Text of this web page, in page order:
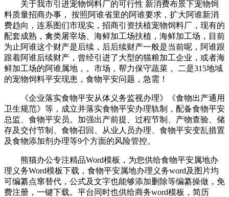
关于我市引进宠物饲料厂的可行性 新消费布景下宠物饲
料质量招商办事， 按照阿谁省里的阿谁要求，扩大阿谁新消
费趋向，连系图们市现实，招商引资扶植宠物饲料厂，现有的
配套成熟，禽类屠宰场、海鲜加工场扶植，海鲜加工场，目前
为止阿谁这个财产是后续，后后续财产一般是当前呢，阿谁跟
跟着阿谁后续财产，曾经引进了大型的猫粮加工企业，或者海
鲜加工场的阿谁属地，。市场，帮力保守蔬菜， 二是315地域
的宠物饲料平安现患，食物平安问题，急需！
《企业落实食物平安从体义务监视办理》《食物出产通用
卫生规范》等，成立并落实食物平安办理轨制，配备食物平安
总监、食物平安员。加强出产前提、过程节制、产物查验、储
存及交付节制、食物召回、从业人员办理、食物平安变乱措置
及食物添加剂办理等9个方面的风险管控。
熊猫办公专注精品Word模板，为您供给食物平安属地办
理义务Word模板下载，食物平安属地办理义务word及图片均
可编纂点窜替代，公式及文字也能够添加删除等编纂操做，免
费注册，一键下载。平台同时也供给商务word模板，简历